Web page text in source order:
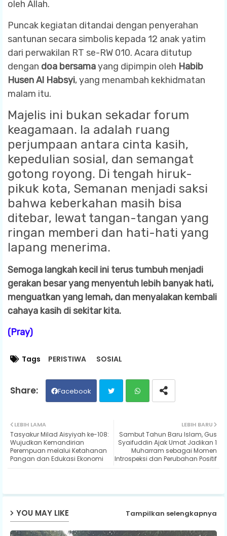
oleh Allah.
Puncak kegiatan ditandai dengan penyerahan
santunan secara simbolis kepada 12 anak yatim
dari perwakilan RT se-RW 010. Acara ditutup
dengan doa bersamayang dipimpin oleh Habib
Husen Al Habsyi, yang menambah kekhidmatan
malam itu.
Majelis ini bukan sekadar forum
keagamaan. Ia adalah ruang
perjumpaan antara cinta kasih,
kepedulian sosial, dan semangat
gotong royong. Di tengah hiruk-
pikuk kota, Semanan menjadi saksi
bahwa keberkahan masih bisa
ditebar, lewat tangan-tangan yang
ringan memberi dan hati-hati yang
lapang menerima.
Semoga langkah kecil ini terus tumbuh menjadi
gerakan besar yang menyentuh lebih banyak hati,
menguatkan yang lemah, dan menyalakan kembali
cahaya kasih di sekitar kita.
(Pray)
Tags PERISTIWA SOSIAL
Facebook
ter ats
ap
LEBIH BARU
Sambut Tahun Baru Islam, Gus
Syaifuddin Ajak Umat Jadikan 1
Muharram sebagai Momen
Introspeksi dan Perubahan Positif
LEBIH LAMA
Tasyakur Milad Aisyiyah ke-108:
Wujudkan Kemandirian
Perempuan melalui Ketahanan
Pangan dan Edukasi Ekonomi
YOU MAY LIKE Tampilkan selengkapnya